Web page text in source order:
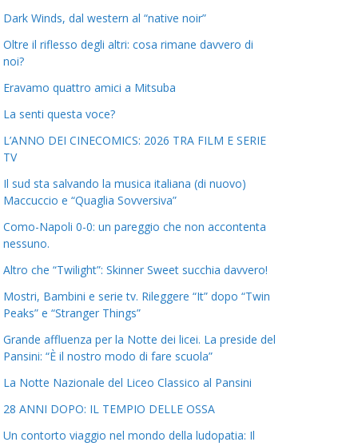
Dark Winds, dal western al “native noir”
Oltre il riflesso degli altri: cosa rimane davvero di
noi?
Eravamo quattro amici a Mitsuba
La senti questa voce?
L’ANNO DEI CINECOMICS: 2026 TRA FILM E SERIE
TV
Il sud sta salvando la musica italiana (di nuovo)
Maccuccio e “Quaglia Sovversiva”
Como-Napoli 0-0: un pareggio che non accontenta
nessuno.
Altro che “Twilight”: Skinner Sweet succhia davvero!
Mostri, Bambini e serie tv. Rileggere “It” dopo “Twin
Peaks” e “Stranger Things”
Grande affluenza per la Notte dei licei. La preside del
Pansini: “È il nostro modo di fare scuola”
La Notte Nazionale del Liceo Classico al Pansini
28 ANNI DOPO: IL TEMPIO DELLE OSSA
Un contorto viaggio nel mondo della ludopatia: Il